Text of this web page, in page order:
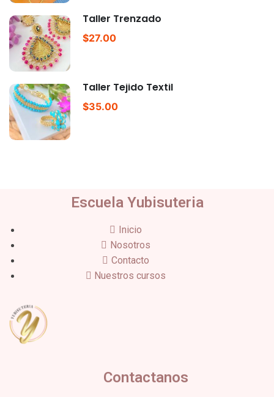
Taller Trenzado
$27.00
Taller Tejido Textil
$35.00
Escuela Yubisuteria
Inicio
Nosotros
Contacto
Nuestros cursos
Contactanos